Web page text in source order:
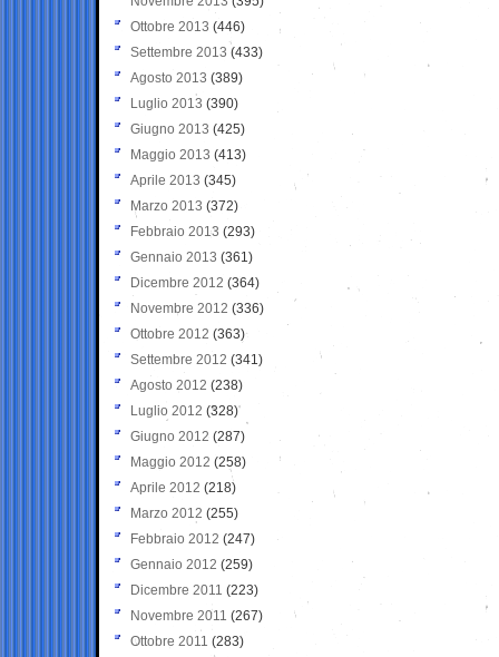
Ottobre 2013 (446)
Settembre 2013 (433)
Agosto 2013 (389)
Luglio 2013 (390)
Giugno 2013 (425)
Maggio 2013 (413)
Aprile 2013 (345)
Marzo 2013 (372)
Febbraio 2013 (293)
Gennaio 2013 (361)
Dicembre 2012 (364)
Novembre 2012 (336)
Ottobre 2012 (363)
Settembre 2012 (341)
Agosto 2012 (238)
Luglio 2012 (328)
Giugno 2012 (287)
Maggio 2012 (258)
Aprile 2012 (218)
Marzo 2012 (255)
Febbraio 2012 (247)
Gennaio 2012 (259)
Dicembre 2011 (223)
Novembre 2011 (267)
Ottobre 2011 (283)